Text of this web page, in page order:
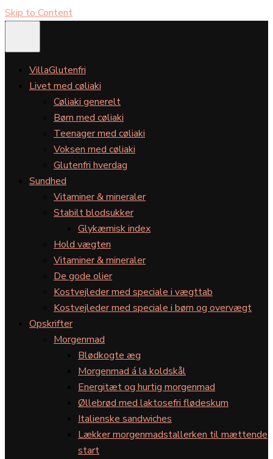
Skip to Content
VillaGlutenfri
Livet med cøliaki
Cøliaki generelt
Børn med cøliaki
Teenager med cøliaki
Voksen med cøliaki
Glutenfri hverdag
Sundhed
Vitaminer & mineraler
Stabilt blodsukker
Glykæmisk index
Hold vægten
Vitaminer & mineraler
De gode olier
Kostvejleder med speciale i vægttab
Kostvejleder med speciale i børn og overvægt
Opskrifter
Morgenmad
Blødkogte æg
Morgenmad á la koldskål
Energitæt og hurtig morgenmad
Øllebrød med laktosefri flødeskum
Italienske sandwiches
Lækker morgenmadstallerken til mættende
start